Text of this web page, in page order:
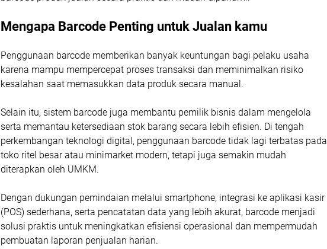
Mengapa Barcode Penting untuk Jualan kamu
Penggunaan barcode memberikan banyak keuntungan bagi pelaku usaha
karena mampu mempercepat proses transaksi dan meminimalkan risiko
kesalahan saat memasukkan data produk secara manual.
Selain itu, sistem barcode juga membantu pemilik bisnis dalam mengelola
serta memantau ketersediaan stok barang secara lebih efisien. Di tengah
perkembangan teknologi digital, penggunaan barcode tidak lagi terbatas pada
toko ritel besar atau minimarket modern, tetapi juga semakin mudah
diterapkan oleh UMKM.
Dengan dukungan pemindaian melalui smartphone, integrasi ke aplikasi kasir
(POS) sederhana, serta pencatatan data yang lebih akurat, barcode menjadi
solusi praktis untuk meningkatkan efisiensi operasional dan mempermudah
pembuatan laporan penjualan harian.